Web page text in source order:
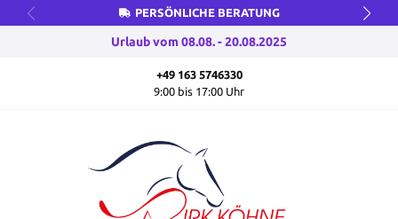
springen PERSÖNLICHE BERATUNG
Urlaub vom 08.08. - 20.08.2025
+49 163 5746330
9:00 bis 17:00 Uhr